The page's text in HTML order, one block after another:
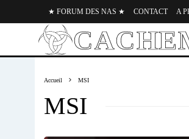
★ FORUM DES NAS ★ CONTACT A
Accueil MSI
MSI